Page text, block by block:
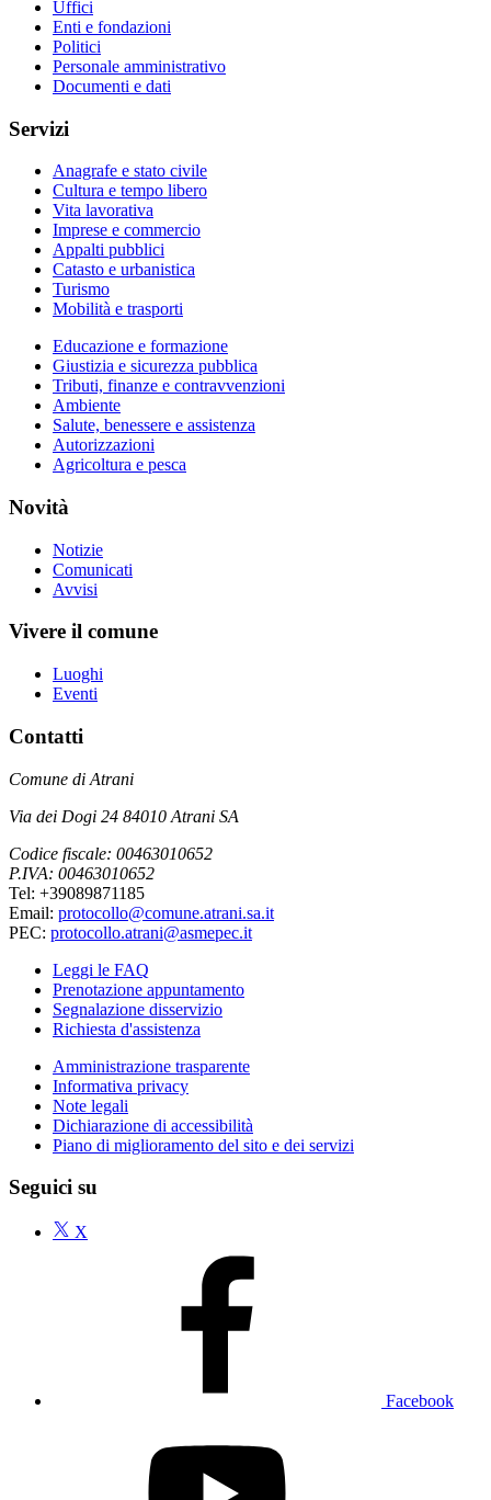
Uffici
Enti e fondazioni
Politici
Personale amministrativo
Documenti e dati
Servizi
Anagrafe e stato civile
Cultura e tempo libero
Vita lavorativa
Imprese e commercio
Appalti pubblici
Catasto e urbanistica
Turismo
Mobilità e trasporti
Educazione e formazione
Giustizia e sicurezza pubblica
Tributi, finanze e contravvenzioni
Ambiente
Salute, benessere e assistenza
Autorizzazioni
Agricoltura e pesca
Novità
Notizie
Comunicati
Avvisi
Vivere il comune
Luoghi
Eventi
Contatti
Comune di Atrani
Via dei Dogi 24 84010 Atrani SA
Codice fiscale: 00463010652
P.IVA: 00463010652
Tel: +39089871185
Email: protocollo@comune.atrani.sa.it
PEC: protocollo.atrani@asmepec.it
Leggi le FAQ
Prenotazione appuntamento
Segnalazione disservizio
Richiesta d'assistenza
Amministrazione trasparente
Informativa privacy
Note legali
Dichiarazione di accessibilità
Piano di miglioramento del sito e dei servizi
Seguici su
X
Facebook